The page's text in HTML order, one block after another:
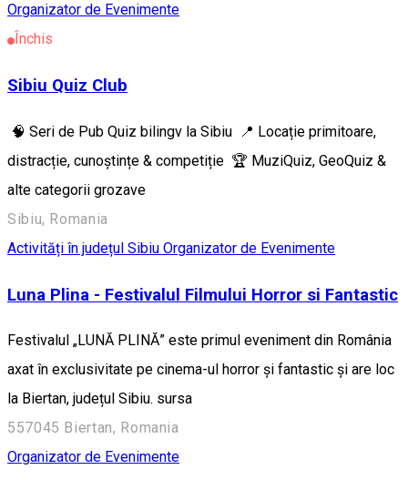
Organizator de Evenimente
Închis
Sibiu Quiz Club
🧠 Seri de Pub Quiz bilingv la Sibiu 📍 Locație primitoare,
distracție, cunoștințe & competiție 🏆 MuziQuiz, GeoQuiz &
alte categorii grozave
Sibiu, Romania
Activități în județul Sibiu Organizator de Evenimente
Luna Plina - Festivalul Filmului Horror si Fantastic
Festivalul „LUNĂ PLINĂ” este primul eveniment din România
axat în exclusivitate pe cinema-ul horror și fantastic și are loc
la Biertan, județul Sibiu. sursa
557045 Biertan, Romania
Organizator de Evenimente